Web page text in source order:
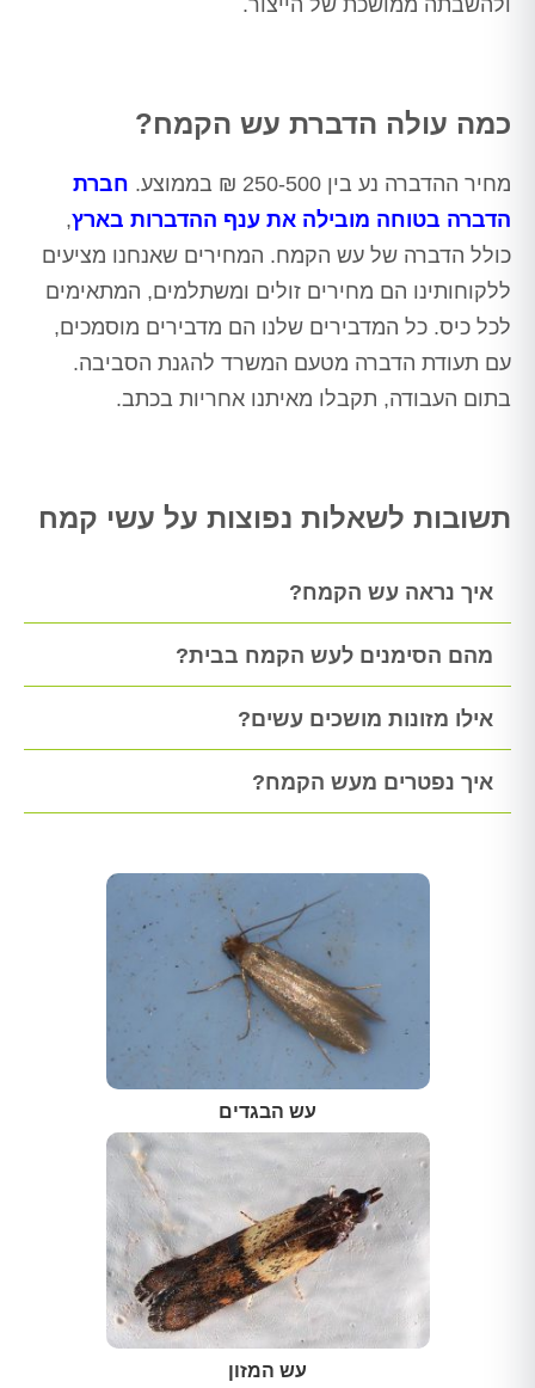
כמה עולה הדברת עש הקמח?
מחיר ההדברה נע בין 250-500 ₪ בממוצע.
חברת
הדברה בטוחה מובילה את ענף ההדברות בארץ,
כולל הדברה של עש הקמח. המחירים שאנחנו מציעים
ללקוחותינו הם מחירים זולים ומשתלמים, המתאימים
לכל כיס. כל המדבירים שלנו הם מדבירים מוסמכים,
עם תעודת הדברה מטעם המשרד להגנת הסביבה.
בתום העבודה, תקבלו מאיתנו אחריות בכתב.
תשובות לשאלות נפוצות על עשי קמח
איך נראה עש הקמח?
מהם הסימנים לעש הקמח בבית?
אילו מזונות מושכים עשים?
איך נפטרים מעש הקמח?
עש הבגדים
עש המזון